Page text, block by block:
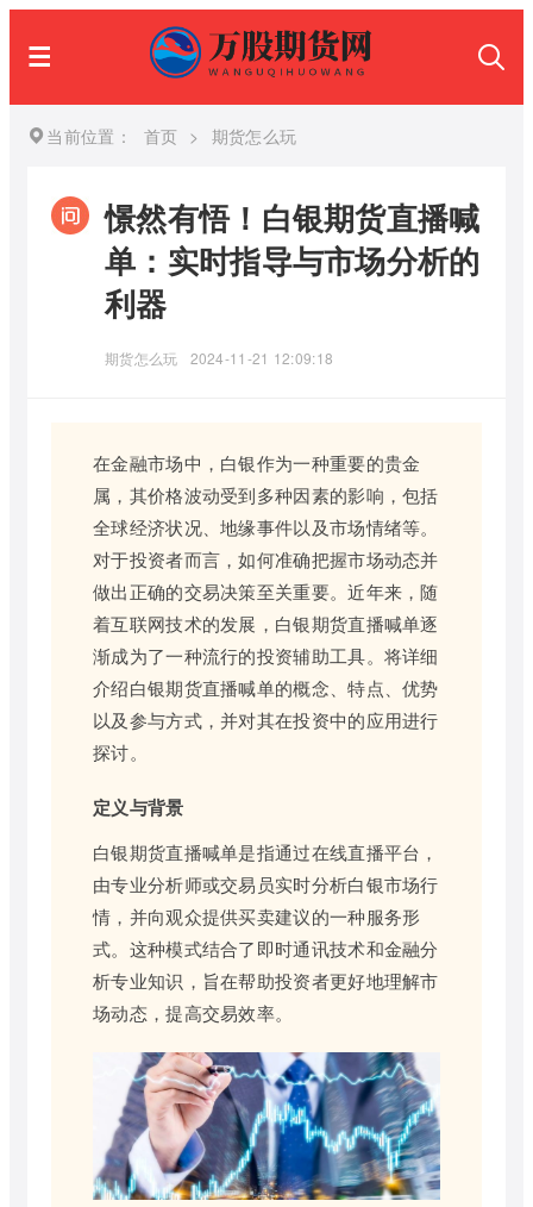
当前位置： 首页 > 期货怎么玩
憬然有悟！白银期货直播喊
单：实时指导与市场分析的
利器
期货怎么玩 2024-11-21 12:09:18
在金融市场中，白银作为一种重要的贵金
属，其价格波动受到多种因素的影响，包括
全球经济状况、地缘事件以及市场情绪等。
对于投资者而言，如何准确把握市场动态并
做出正确的交易决策至关重要。近年来，随
着互联网技术的发展，白银期货直播喊单逐
渐成为了一种流行的投资辅助工具。将详细
介绍白银期货直播喊单的概念、特点、优势
以及参与方式，并对其在投资中的应用进行
探讨。
定义与背景
白银期货直播喊单是指通过在线直播平台，
由专业分析师或交易员实时分析白银市场行
情，并向观众提供买卖建议的一种服务形
式。这种模式结合了即时通讯技术和金融分
析专业知识，旨在帮助投资者更好地理解市
场动态，提高交易效率。